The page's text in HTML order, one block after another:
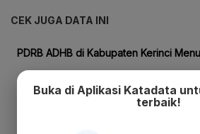
CEK JUGA DATA INI
Buka di Aplikasi Katadata
terbaik!